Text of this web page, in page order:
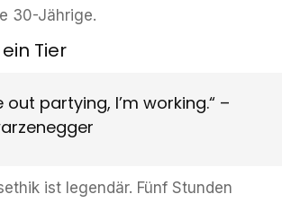
30-Jährige.
Tier
out partying, I’m working.“ –
ist legendär. Fünf Stunden